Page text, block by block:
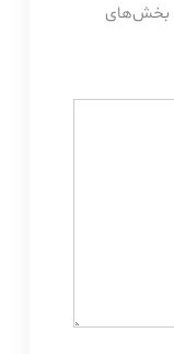
بخش‌های